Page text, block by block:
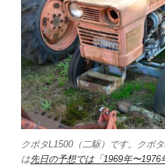
クボタL1500（二駆）です。クボ
は先日の予想では「1969年〜